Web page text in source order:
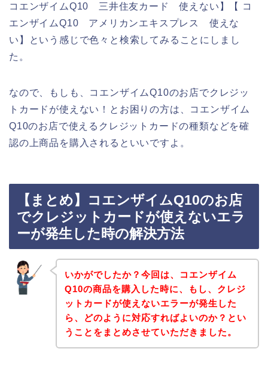
コエンザイムQ10 三井住友カード 使えない】【 コ
エンザイムQ10 アメリカンエキスプレス 使えな
い】という感じで色々と検索してみることにしまし
た。
なので、もしも、コエンザイムQ10のお店でクレジッ
トカードが使えない！とお困りの方は、コエンザイム
Q10のお店で使えるクレジットカードの種類などを確
認の上商品を購入されるといいですよ。
【まとめ】コエンザイムQ10のお店
でクレジットカードが使えないエラ
ーが発生した時の解決方法
いかがでしたか？今回は、コエンザイム
Q10の商品を購入した時に、もし、クレジ
ットカードが使えないエラーが発生した
ら、どのように対応すればよいのか？とい
うことをまとめさせていただきました。